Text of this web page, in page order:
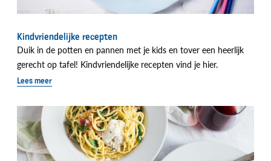
Kindvriendelijke recepten
Duik in de potten en pannen met je kids en tover een heerlijk
gerecht op tafel! Kindvriendelijke recepten vind je hier.
Lees meer